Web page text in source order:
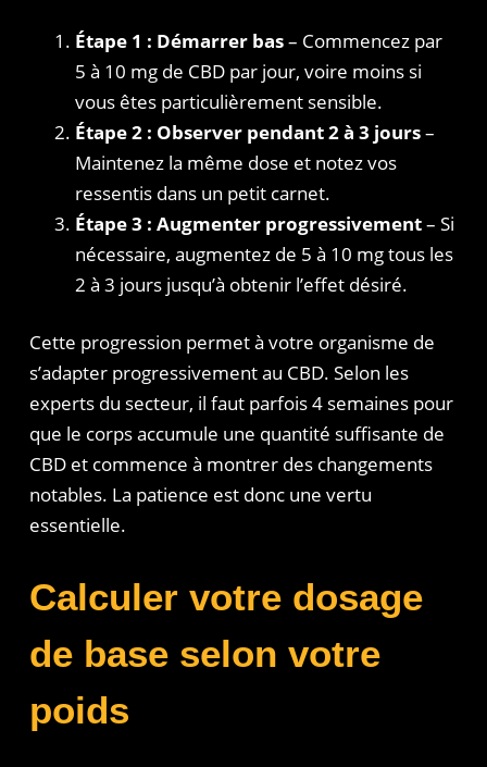
Étape 1 : Démarrer bas– Commencez par
5 à 10 mg de CBD par jour, voire moins si
vous êtes particulièrement sensible.
Étape 2 : Observer pendant 2 à 3 jours–
Maintenez la même dose et notez vos
ressentis dans un petit carnet.
Étape 3 : Augmenter progressivement– Si
nécessaire, augmentez de 5 à 10 mg tous les
2 à 3 jours jusqu’à obtenir l’effet désiré.
Cette progression permet à votre organisme de
s’adapter progressivement au CBD. Selon les
experts du secteur, il faut parfois 4 semaines pour
que le corps accumule une quantité suffisante de
CBD et commence à montrer des changements
notables. La patience est donc une vertu
essentielle.
Calculer votre dosage
de base selon votre
poids